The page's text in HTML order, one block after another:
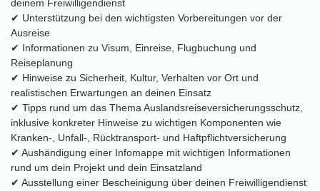
deinem Freiwilligendienst
✔ Unterstützung bei den wichtigsten Vorbereitungen vor der
Ausreise
✔ Informationen zu Visum, Einreise, Flugbuchung und
Reiseplanung
✔ Hinweise zu Sicherheit, Kultur, Verhalten vor Ort und
realistischen Erwartungen an deinen Einsatz
✔ Tipps rund um das Thema Auslandsreiseversicherungsschutz,
inklusive konkreter Hinweise zu wichtigen Komponenten wie
Kranken-, Unfall-, Rücktransport- und Haftpflichtversicherung
✔ Aushändigung einer Infomappe mit wichtigen Informationen
rund um dein Projekt und dein Einsatzland
✔ Ausstellung einer Bescheinigung über deinen Freiwilligendienst